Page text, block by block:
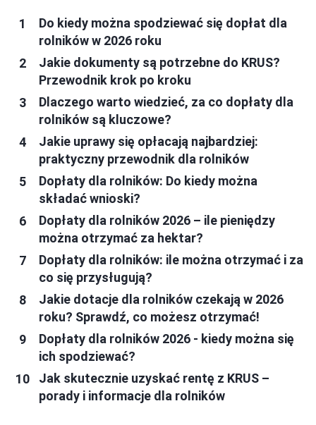
Do kiedy można spodziewać się dopłat dla
rolników w 2026 roku
Jakie dokumenty są potrzebne do KRUS?
Przewodnik krok po kroku
Dlaczego warto wiedzieć, za co dopłaty dla
rolników są kluczowe?
Jakie uprawy się opłacają najbardziej:
praktyczny przewodnik dla rolników
Dopłaty dla rolników: Do kiedy można
składać wnioski?
Dopłaty dla rolników 2026 – ile pieniędzy
można otrzymać za hektar?
Dopłaty dla rolników: ile można otrzymać i za
co się przysługują?
Jakie dotacje dla rolników czekają w 2026
roku? Sprawdź, co możesz otrzymać!
Dopłaty dla rolników 2026 - kiedy można się
ich spodziewać?
Jak skutecznie uzyskać rentę z KRUS –
porady i informacje dla rolników